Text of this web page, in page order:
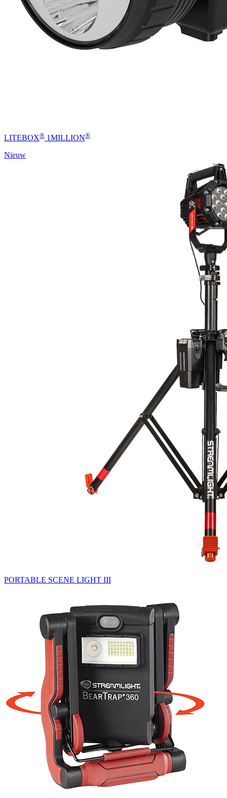
LITEBOX® 1MILLION®
Nieuw
PORTABLE SCENE LIGHT III